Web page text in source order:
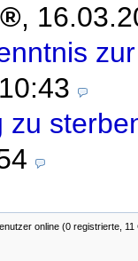
,
zu
online (0 registrierte, 11